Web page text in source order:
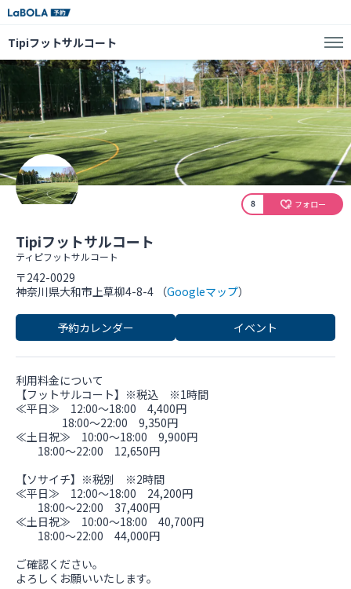
Tipiフットサルコート
8 フォロー
Tipiフットサルコート
ティピフットサルコート
〒242-0029
神奈川県大和市上草柳4-8-4 （Googleマップ）
予約カレンダー イベント
利用料金について
【フットサルコート】※税込 ※1時間
≪平日≫ 12:00～18:00 4,400円
18:00～22:00 9,350円
≪土日祝≫ 10:00～18:00 9,900円
18:00～22:00 12,650円
【ソサイチ】※税別 ※2時間
≪平日≫ 12:00～18:00 24,200円
18:00～22:00 37,400円
≪土日祝≫ 10:00～18:00 40,700円
18:00～22:00 44,000円
ご確認ください。
よろしくお願いいたします。